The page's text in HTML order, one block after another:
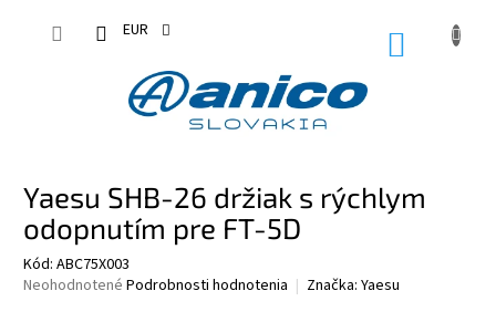
EUR
Yaesu SHB-26 držiak s rýchlym
odopnutím pre FT-5D
Kód: ABC75X003
Priemerné
Neohodnotené Podrobnosti hodnotenia Značka: Yaesu